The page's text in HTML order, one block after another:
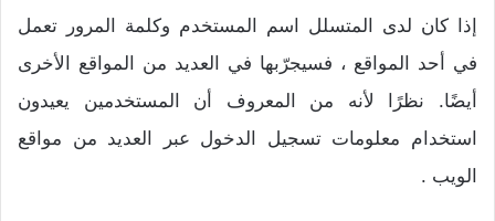
إذا كان لدى المتسلل اسم المستخدم وكلمة المرور تعمل
في أحد المواقع ، فسيجرّبها في العديد من المواقع الأخرى
أيضًا. نظرًا لأنه من المعروف أن المستخدمين يعيدون
استخدام معلومات تسجيل الدخول عبر العديد من مواقع
الويب .